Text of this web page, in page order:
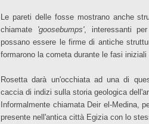
Le pareti delle fosse mostrano anche
chiamate 'goosebumps', interessanti
possano essere le firme di antiche
formarono la cometa durante le fasi iniziali
Rosetta darà un'occhiata ad una di
caccia di indizi sulla storia geologica
Informalmente chiamata Deir el-Medina,
presente nell'antica città Egizia con lo